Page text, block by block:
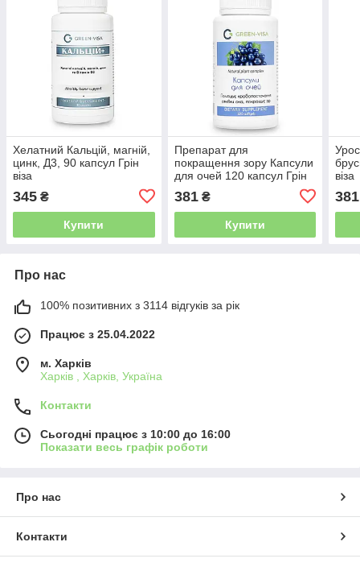
Хелатний Кальцій, магній,
цинк, Д3, 90 капсул Грін
віза
345 ₴
Купити
Препарат для
покращення зору Капсули
для очей 120 капсул Грін
381₴
Купити
віза
381
Про нас
100% позитивних з 3114 відгуків за рік
Працює з 25.04.2022
м. Харків
Харків , Харків, Україна
Контакти
Сьогодні працює з 10:00 до 16:00
Показати весь графік роботи
Про нас
Контакти